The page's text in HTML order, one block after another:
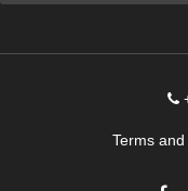
Terms